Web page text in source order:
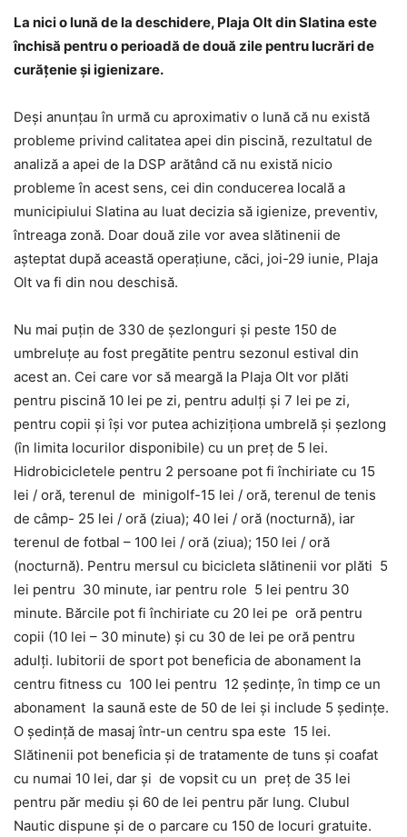
La nici o lună de la deschidere, Plaja Olt din Slatina este
închisă pentru o perioadă de două zile pentru lucrări de
curățenie și igienizare.
Deși anunțau în urmă cu aproximativ o lună că nu există
probleme privind calitatea apei din piscină, rezultatul de
analiză a apei de la DSP arătând că nu există nicio
probleme în acest sens, cei din conducerea locală a
municipiului Slatina au luat decizia să igienize, preventiv,
întreaga zonă. Doar două zile vor avea slătinenii de
așteptat după această operațiune, căci, joi-29 iunie, Plaja
Olt va fi din nou deschisă.
Nu mai puțin de 330 de şezlonguri şi peste 150 de
umbreluţe au fost pregătite pentru sezonul estival din
acest an. Cei care vor să meargă la Plaja Olt vor plăti
pentru piscină 10 lei pe zi, pentru adulţi şi 7 lei pe zi,
pentru copii și își vor putea achiziționa umbrelă și șezlong
(în limita locurilor disponibile) cu un preț de 5 lei.
Hidrobicicletele pentru 2 persoane pot fi închiriate cu 15
lei / oră, terenul de minigolf-15 lei / oră, terenul de tenis
de câmp- 25 lei / oră (ziua); 40 lei / oră (nocturnă), iar
terenul de fotbal – 100 lei / oră (ziua); 150 lei / oră
(nocturnă). Pentru mersul cu bicicleta slătinenii vor plăti 5
lei pentru 30 minute, iar pentru role 5 lei pentru 30
minute. Bărcile pot fi închiriate cu 20 lei pe oră pentru
copii (10 lei – 30 minute) și cu 30 de lei pe oră pentru
adulți. Iubitorii de sport pot beneficia de abonament la
centru fitness cu 100 lei pentru 12 ședințe, în timp ce un
abonament la saună este de 50 de lei și include 5 ședințe.
O ședință de masaj într-un centru spa este 15 lei.
Slătinenii pot beneficia și de tratamente de tuns și coafat
cu numai 10 lei, dar și de vopsit cu un preț de 35 lei
pentru păr mediu și 60 de lei pentru păr lung. Clubul
Nautic dispune și de o parcare cu 150 de locuri gratuite.